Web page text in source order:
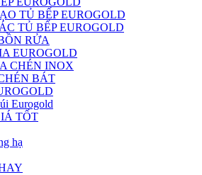
TỦ BẾP EUROGOLD
TỦ BẾP EUROGOLD
RỬA
EUROGOLD
CHÉN INOX
BÁT
Eurogold
TỐT
hạ